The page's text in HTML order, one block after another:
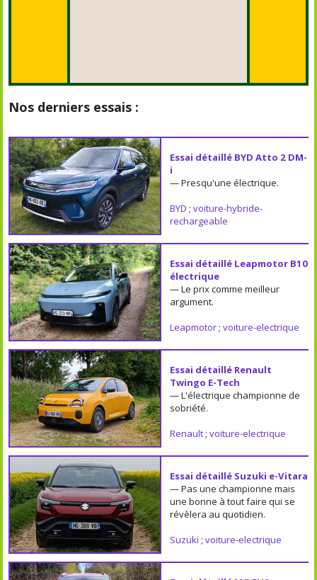
Nos derniers essais :
Essai détaillé BYD Atto 2 DM-
i
— Presqu'une électrique.
BYD ; voiture-hybride-
rechargeable
Essai détaillé Leapmotor B10
électrique
— Le prix comme meilleur
argument.
Leapmotor; voiture-electrique
Essai détaillé Renault
Twingo E-Tech
— L'électrique championne de
sobriété.
Renault; voiture-electrique
Essai détaillé Suzuki e-Vitara
— Pas une championne mais
une bonne à tout faire qui se
révèlera au quotidien.
Suzuki ; voiture-electrique